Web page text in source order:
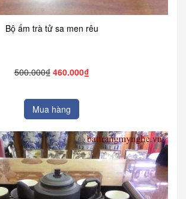
Bộ ấm trà tử sa men rêu
500.000₫ 460.000₫
Mua hàng